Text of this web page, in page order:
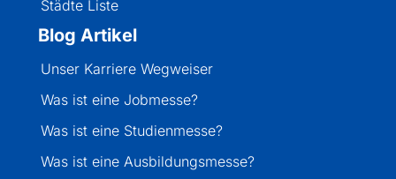
Städte Liste
Blog Artikel
Unser Karriere Wegweiser
Was ist eine Jobmesse?
Was ist eine Studienmesse?
Was ist eine Ausbildungsmesse?